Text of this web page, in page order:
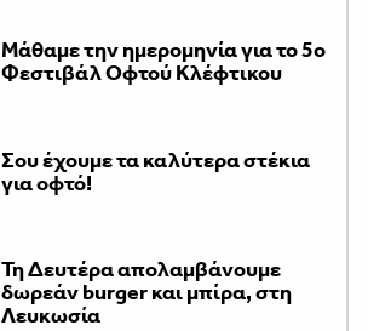
Μάθαμε την ημερομηνία για το 5ο
Φεστιβάλ Οφτού Κλέφτικου
Σου έχουμε τα καλύτερα στέκια
για οφτό!
Τη Δευτέρα απολαμβάνουμε
δωρεάν burger και μπίρα, στη
Λευκωσία